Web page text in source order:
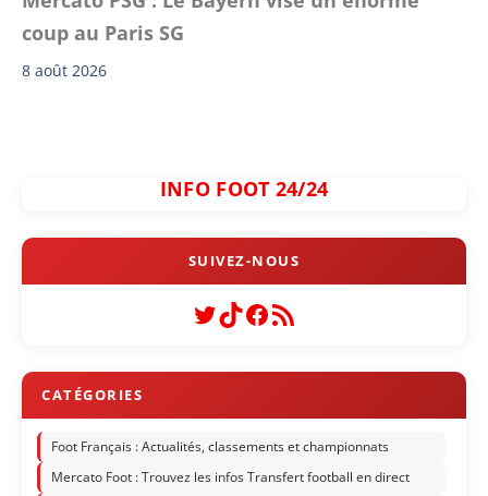
coup au Paris SG
8 août 2026
INFO FOOT 24/24
Twitter
TikTok
Facebook
Flux RSS
Foot Français : Actualités, classements et championnats
Mercato Foot : Trouvez les infos Transfert football en direct